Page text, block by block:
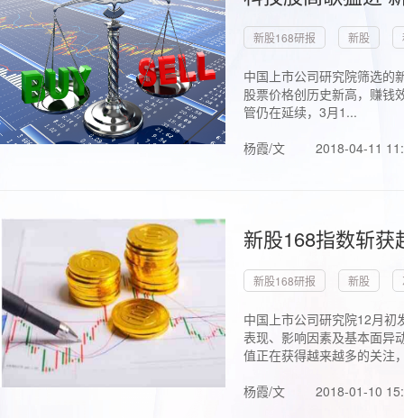
新股168研报 新股
中国上市公司研究院筛选的
股票价格创历史新高，赚钱
管仍在延续，3月1...
杨霞/文
2018-04-11
新股168指数斩
新股168研报 新股
中国上市公司研究院12月初
表现、影响因素及基本面异
值正在获得越来越多的关注
杨霞/文
2018-01-10